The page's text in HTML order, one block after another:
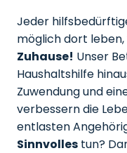
Jeder
möglich dort
Zuhause! Unser
Haushaltshilfe
Zuwendung und
verbessern die
entlasten
Sinnvolles tun?